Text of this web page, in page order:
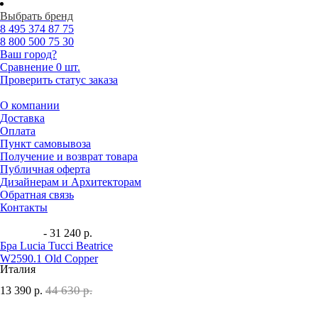
Выбрать бренд
8 495 374 87 75
8 800 500 75 30
Ваш город?
Сравнение 0 шт.
Проверить статус заказа
О компании
Доставка
Оплата
Пункт самовывоза
Получение и возврат товара
Публичная оферта
Дизайнерам и Архитекторам
Обратная связь
Контакты
- 31 240 р.
Бра Lucia Tucci Beatrice
W2590.1 Old Copper
Италия
13 390 р. 44 630 р.